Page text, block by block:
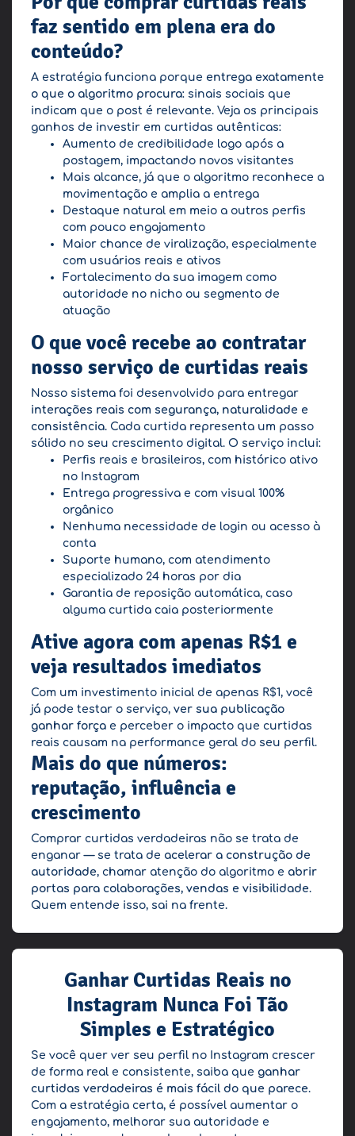
faz sentido em plena era do
conteúdo?
A estratégia funciona porque entrega exatamente
o que o algoritmo procura: sinais sociais que
indicam que o post é relevante. Veja os principais
ganhos de investir em curtidas autênticas:
Aumento de credibilidade logo após a
postagem, impactando novos visitantes
Mais alcance, já que o algoritmo reconhece a
movimentação e amplia a entrega
Destaque natural em meio a outros perfis
com pouco engajamento
Maior chance de viralização, especialmente
com usuários reais e ativos
Fortalecimento da sua imagem como
autoridade no nicho ou segmento de
atuação
O que você recebe ao contratar
nosso serviço de curtidas reais
Nosso sistema foi desenvolvido para entregar
interações reais com segurança, naturalidade e
consistência. Cada curtida representa um passo
sólido no seu crescimento digital. O serviço inclui:
Perfis reais e brasileiros, com histórico ativo
no Instagram
Entrega progressiva e com visual 100%
orgânico
Nenhuma necessidade de login ou acesso à
conta
Suporte humano, com atendimento
especializado 24 horas por dia
Garantia de reposição automática, caso
alguma curtida caia posteriormente
Ative agora com apenas R$1 e
veja resultados imediatos
Com um investimento inicial de apenas R$1, você
já pode testar o serviço, ver sua publicação
ganhar força e perceber o impacto que curtidas
reais causam na performance geral do seu perfil.
Mais do que números:
reputação, influência e
crescimento
Comprar curtidas verdadeiras não se trata de
enganar — se trata de acelerar a construção de
autoridade, chamar atenção do algoritmo e abrir
portas para colaborações, vendas e visibilidade.
Quem entende isso, sai na frente.
Ganhar Curtidas Reais no
Instagram Nunca Foi Tão
Simples e Estratégico
Se você quer ver seu perfil no Instagram crescer
de forma real e consistente, saiba que ganhar
curtidas verdadeiras é mais fácil do que parece.
Com a estratégia certa, é possível aumentar o
engajamento, melhorar sua autoridade e